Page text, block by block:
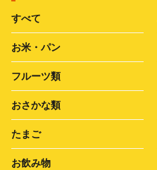
すべて
お米・パン
フルーツ類
おさかな類
たまご
お飲み物